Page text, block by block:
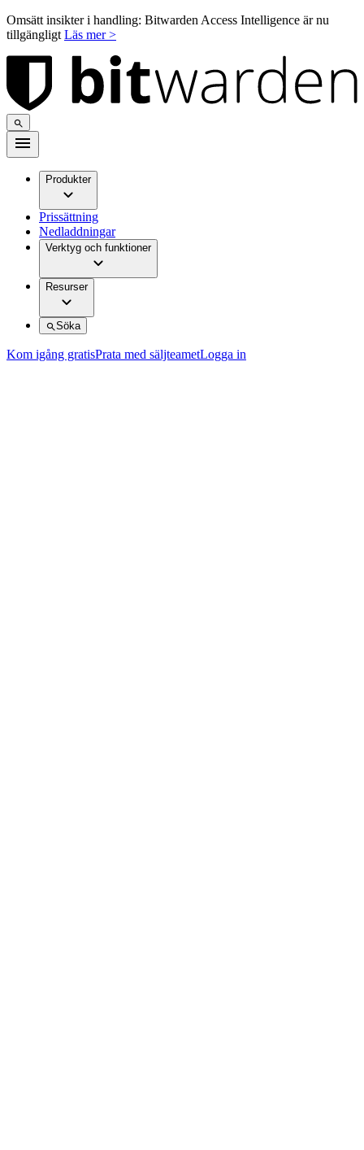
Omsätt insikter i handling: Bitwarden Access Intelligence är nu
tillgängligt Läs mer >
Produkter
Prissättning
Nedladdningar
Verktyg och funktioner
Resurser
Söka
Kom igång gratisPrata med säljteametLogga in